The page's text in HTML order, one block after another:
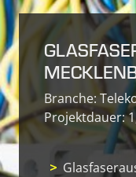
Branche:
Projektdauer: